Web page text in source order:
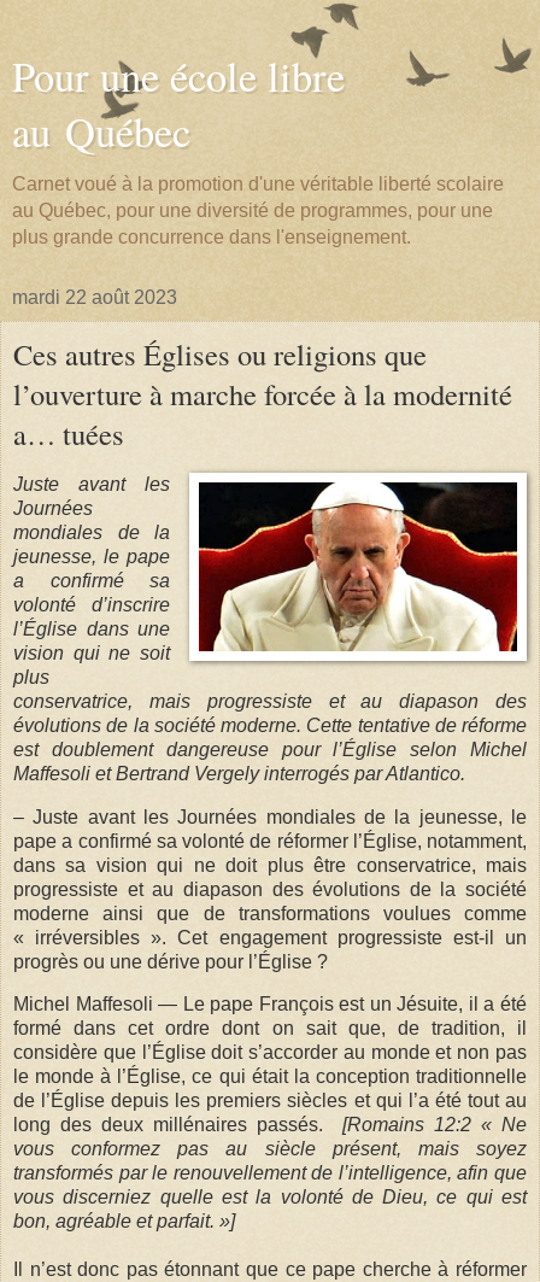
Pour une école libre
au Québec
Carnet voué à la promotion d'une véritable liberté scolaire
au Québec, pour une diversité de programmes, pour une
plus grande concurrence dans l'enseignement.
mardi 22 août 2023
Ces autres Églises ou religions que
l’ouverture à marche forcée à la modernité
a… tuées
Juste avant les
Journées
mondiales de la
jeunesse, le pape
a confirmé sa
volonté d’inscrire
l’Église dans une
vision qui ne soit
plus
conservatrice, mais progressiste et au diapason des
évolutions de la société moderne. Cette tentative de réforme
est doublement dangereuse pour l’Église selon Michel
Maffesoli et Bertrand Vergely interrogés par Atlantico.
– Juste avant les Journées mondiales de la jeunesse, le
pape a confirmé sa volonté de réformer l’Église, notamment,
dans sa vision qui ne doit plus être conservatrice, mais
progressiste et au diapason des évolutions de la société
moderne ainsi que de transformations voulues comme
« irréversibles ». Cet engagement progressiste est-il un
progrès ou une dérive pour l’Église ?
Michel Maffesoli — Le pape François est un Jésuite, il a été
formé dans cet ordre dont on sait que, de tradition, il
considère que l’Église doit s’accorder au monde et non pas
le monde à l’Église, ce qui était la conception traditionnelle
de l’Église depuis les premiers siècles et qui l’a été tout au
long des deux millénaires passés. [Romains 12:2 « Ne
vous conformez pas au siècle présent, mais soyez
transformés par le renouvellement de l’intelligence, afin que
vous discerniez quelle est la volonté de Dieu, ce qui est
bon, agréable et parfait. »]
Il n’est donc pas étonnant que ce pape cherche à réformer